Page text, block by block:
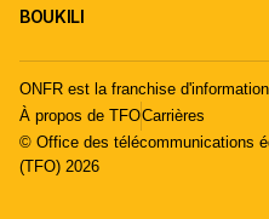
BOUKILI
ONFR est la franchise
À propos de TFOCarrières
© Office des télécommunications
(TFO) 2026